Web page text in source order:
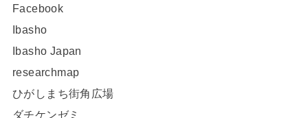
Facebook
Ibasho
Ibasho Japan
researchmap
ひがしまち街角広場
ダチケンゼミ